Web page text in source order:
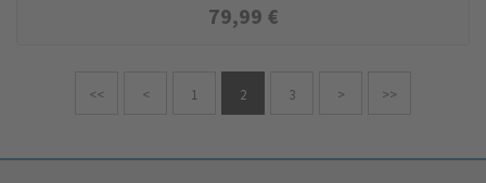
79,99 €
<< < 1 2 3 > >>